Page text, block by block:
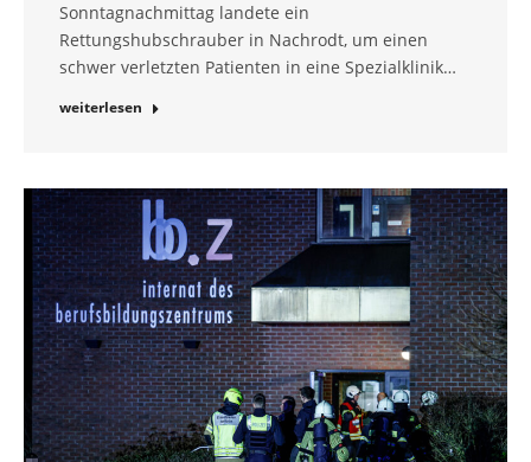
Sonntagnachmittag landete ein
Rettungshubschrauber in Nachrodt, um einen
schwer verletzten Patienten in eine Spezialklinik…
weiterlesen